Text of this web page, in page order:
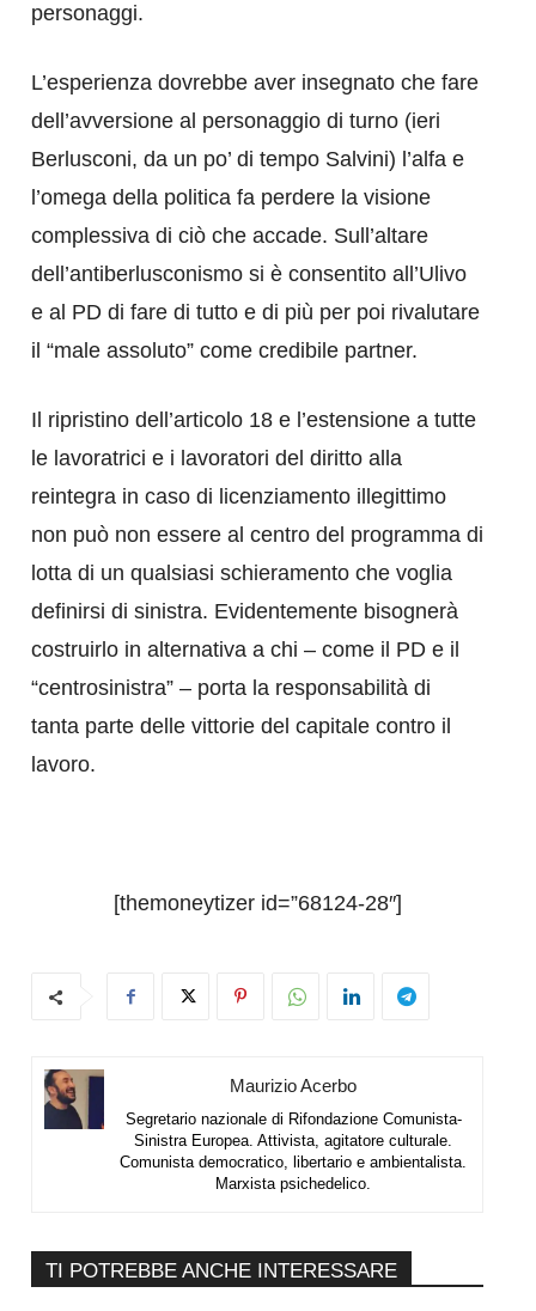
personaggi.
L’esperienza dovrebbe aver insegnato che fare
dell’avversione al personaggio di turno (ieri
Berlusconi, da un po’ di tempo Salvini) l’alfa e
l’omega della politica fa perdere la visione
complessiva di ciò che accade. Sull’altare
dell’antiberlusconismo si è consentito all’Ulivo
e al PD di fare di tutto e di più per poi rivalutare
il “male assoluto” come credibile partner.
Il ripristino dell’articolo 18 e l’estensione a tutte
le lavoratrici e i lavoratori del diritto alla
reintegra in caso di licenziamento illegittimo
non può non essere al centro del programma di
lotta di un qualsiasi schieramento che voglia
definirsi di sinistra. Evidentemente bisognerà
costruirlo in alternativa a chi – come il PD e il
“centrosinistra” – porta la responsabilità di
tanta parte delle vittorie del capitale contro il
lavoro.
[themoneytizer id=”68124-28″]
Maurizio Acerbo
Segretario nazionale di Rifondazione Comunista-
Sinistra Europea. Attivista, agitatore culturale.
Comunista democratico, libertario e ambientalista.
Marxista psichedelico.
TI POTREBBE ANCHE INTERESSARE